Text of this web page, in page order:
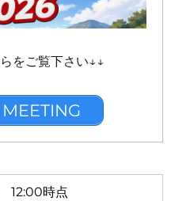
をご覧下さい↓↓
12:00時点